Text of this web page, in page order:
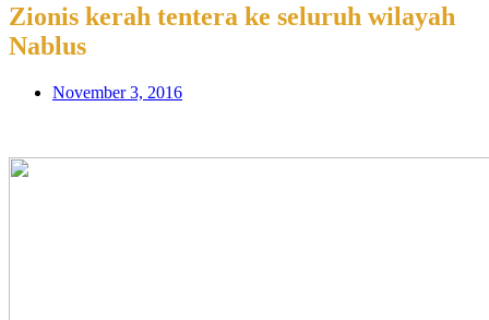
Zionis kerah tentera ke seluruh wilayah
Nablus
November 3, 2016